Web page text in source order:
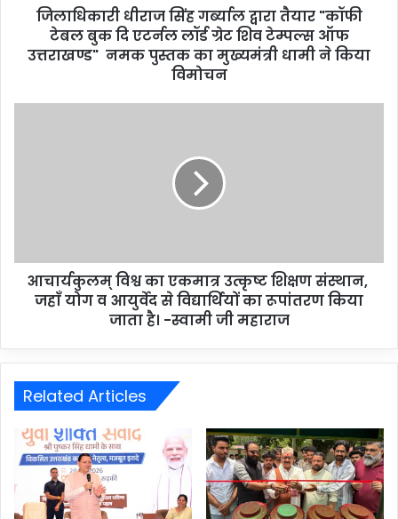
जिलाधिकारी धीराज सिंह गर्ब्याल द्वारा तैयार "कॉफी
टेबल बुक दि एटर्नल लॉर्ड ग्रेट शिव टेम्पल्स ऑफ
उत्तराखण्ड" नमक पुस्तक का मुख्यमंत्री धामी ने किया
विमोचन
आचार्यकुलम् विश्व का एकमात्र उत्कृष्ट शिक्षण संस्थान,
जहाँ योग व आयुर्वेद से विद्यार्थियों का रूपांतरण किया
जाता है। -स्वामी जी महाराज
Related Articles